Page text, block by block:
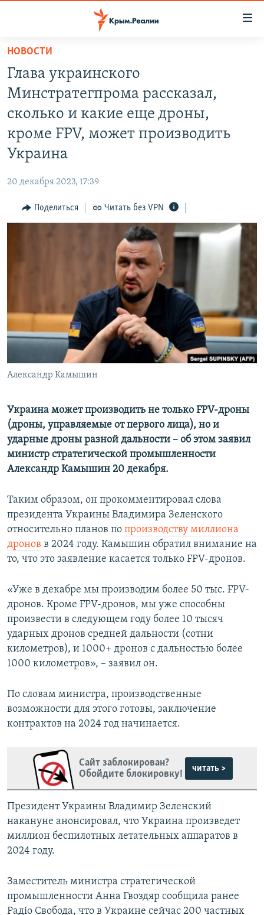
Вернуться
основному
содержанию
главной
навигации
Вернутся
СПЕЦПРОЕКТЫ
КАРТА ВОЕННЫХ ОБЪЕКТОВ КРЫМА
ЕЩЕ
ТЕЛЕПРОЕКТ КРЫМ.РЕАЛИИ
КРЫМ.НЕПОКОРЕННЫЙ
ELIFBE
УКРАИНСКАЯ ПРОБЛЕМА КРЫМА
КАК ОБОЙТИ БЛОКИРОВКУ
Українською
Все сайты RFE/RL
НОВОСТИ
Глава украинского
Минстратегпрома рассказал,
сколько и какие еще дроны,
кроме FPV, может производить
Украина
20 декабря 2023, 17:39
Поделиться Читать без VPN
Александр Камышин
Украина может производить не только FPV-дроны
(дроны, управляемые от первого лица), но и
ударные дроны разной дальности – об этом заявил
министр стратегической промышленности
Александр Камышин 20 декабря.
Таким образом, он прокомментировал слова
президента Украины Владимира Зеленского
относительно планов по производству миллиона
дронов в 2024 году. Камышин обратил внимание на
то, что это заявление касается только FPV-дронов.
«Уже в декабре мы производим более 50 тыс. FPV-
дронов. Кроме FPV-дронов, мы уже способны
произвести в следующем году более 10 тысяч
ударных дронов средней дальности (сотни
километров), и 1000+ дронов с дальностью более
1000 километров», – заявил он.
По словам министра, производственные
возможности для этого готовы, заключение
контрактов на 2024 год начинается.
Сайт заблокирован?
Обойдите блокировку!
читать >
Президент Украины Владимир Зеленский
накануне анонсировал, что Украина произведет
миллион беспилотных летательных аппаратов в
2024 году.
Заместитель министра стратегической
промышленности Анна Гвоздяр сообщила ранее
Радіо Свобода, что в Украине сейчас 200 частных